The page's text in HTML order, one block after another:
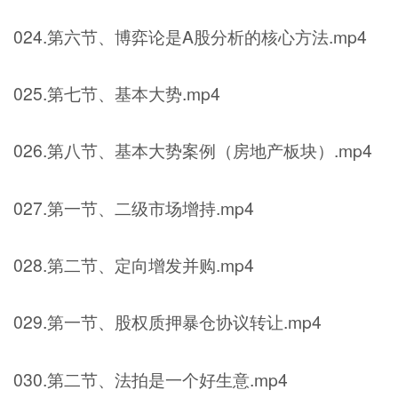
024.第六节、博弈论是A股分析的核心方法.mp4
025.第七节、基本大势.mp4
026.第八节、基本大势案例（房地产板块）.mp4
027.第一节、二级市场增持.mp4
028.第二节、定向增发并购.mp4
029.第一节、股权质押暴仓协议转让.mp4
030.第二节、法拍是一个好生意.mp4